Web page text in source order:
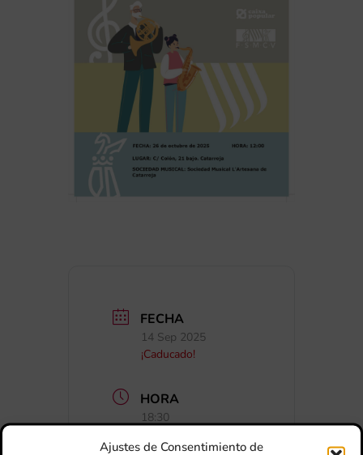
Ajustes de Consentimiento de
FECHA
14 Sep 2025
¡Caducado!
HORA
18:30